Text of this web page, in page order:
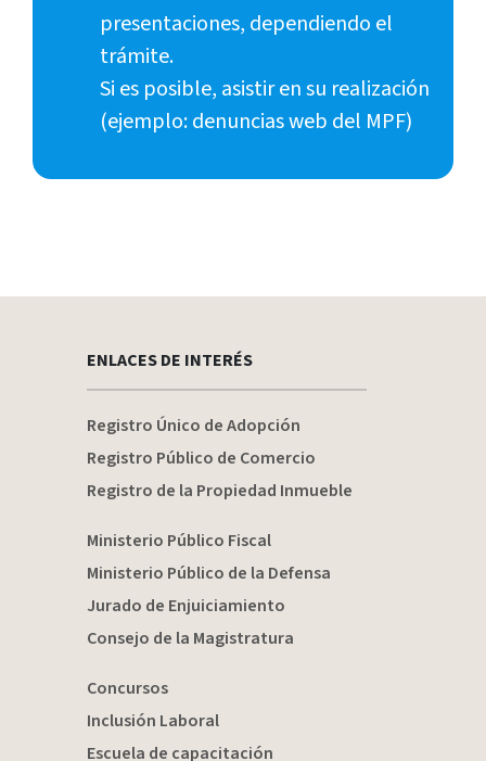
presentaciones, dependiendo el
trámite.
Si es posible, asistir en su realización
(ejemplo: denuncias web del MPF)
ENLACES DE INTERÉS
Registro Único de Adopción
Registro Público de Comercio
Registro de la Propiedad Inmueble
Ministerio Público Fiscal
Ministerio Público de la Defensa
Jurado de Enjuiciamiento
Consejo de la Magistratura
Concursos
Inclusión Laboral
Escuela de capacitación